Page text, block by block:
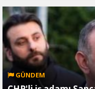
GÜNDEM